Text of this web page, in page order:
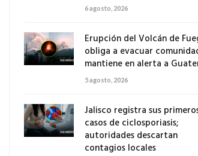
6 agosto, 2026
Erupción del Volcán de
obliga a evacuar
mantiene en alerta a
5 agosto, 2026
Jalisco registra sus
casos de ciclosporiasis;
autoridades descartan
contagios locales